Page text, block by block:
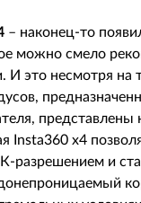
– наконец-то
можно смело
И это несмотря на
Insta360 x4
разрешением и